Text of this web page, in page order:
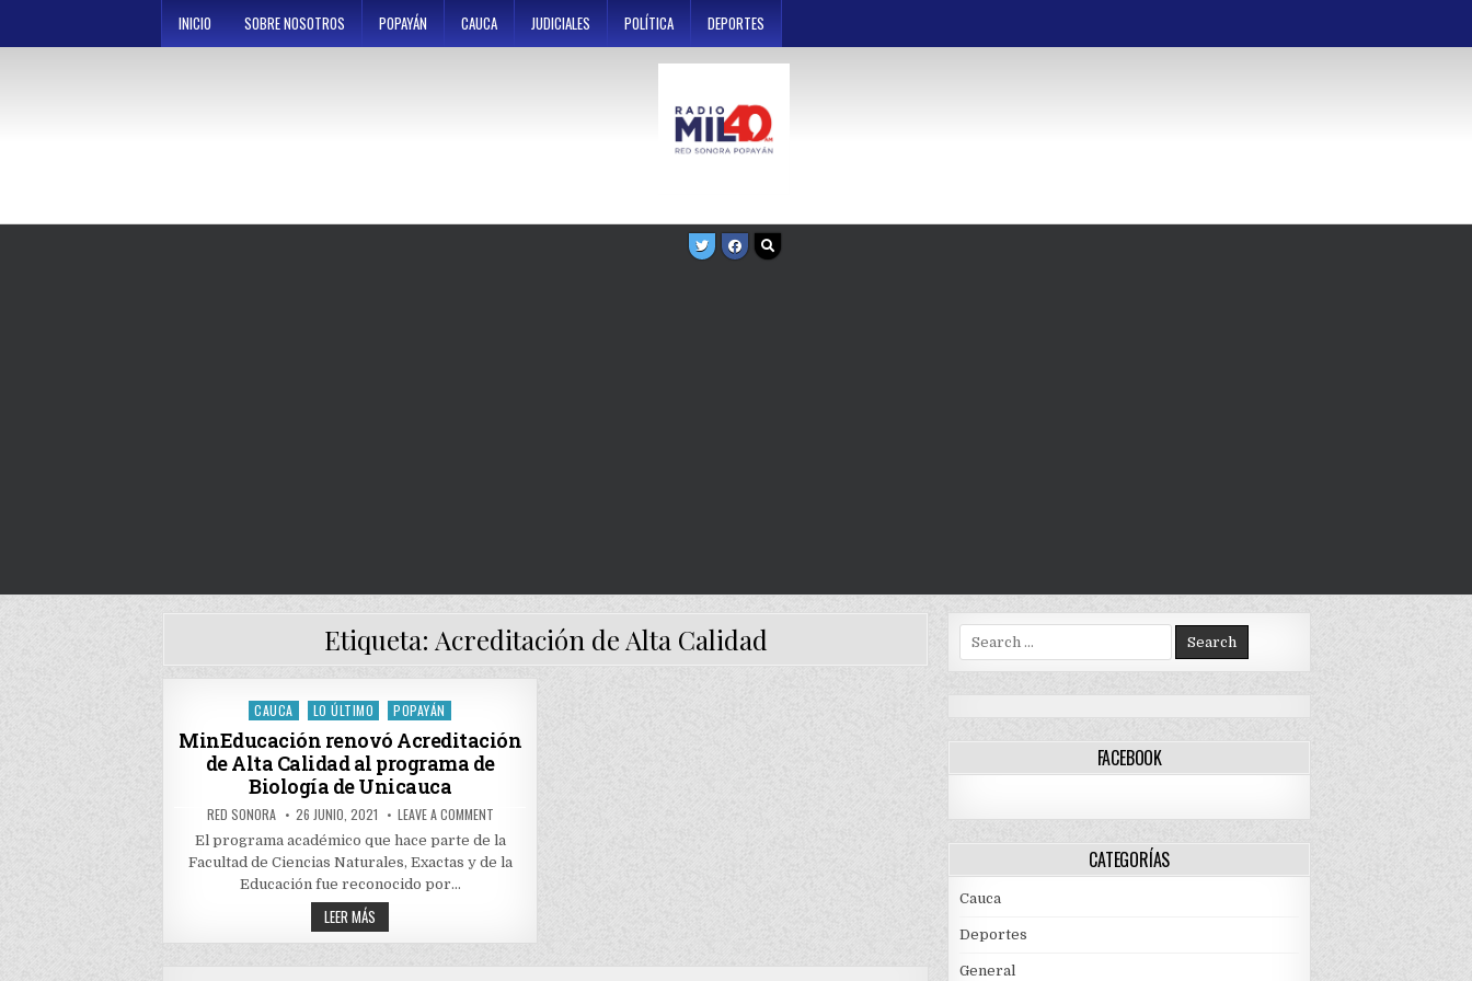
INICIO SOBRE NOSOTROS POPAYÁN CAUCA JUDICIALES POLÍTICA DEPORTES
Etiqueta: Acreditación de Alta Calidad
Posted
CAUCA LO ÚLTIMO POPAYÁN
MinEducación renovó Acreditación
de Alta Calidad al programa de
Biología de Unicauca
AUTHOR:
RED SONORA PUBLISHED
DATE:
26 JUNIO, 2021 LEAVE A COMMENTON
RENOVÓ
ACREDITACIÓN
DE
BIOLOGÍA
El programa académico que hace parte de la
Facultad de Ciencias Naturales, Exactas y de la
Educación fue reconocido por…
LEER MÁS
RENOVÓ
ACREDITACIÓN
Search
for:
FACEBOOK
CATEGORÍAS
Cauca
Deportes
General